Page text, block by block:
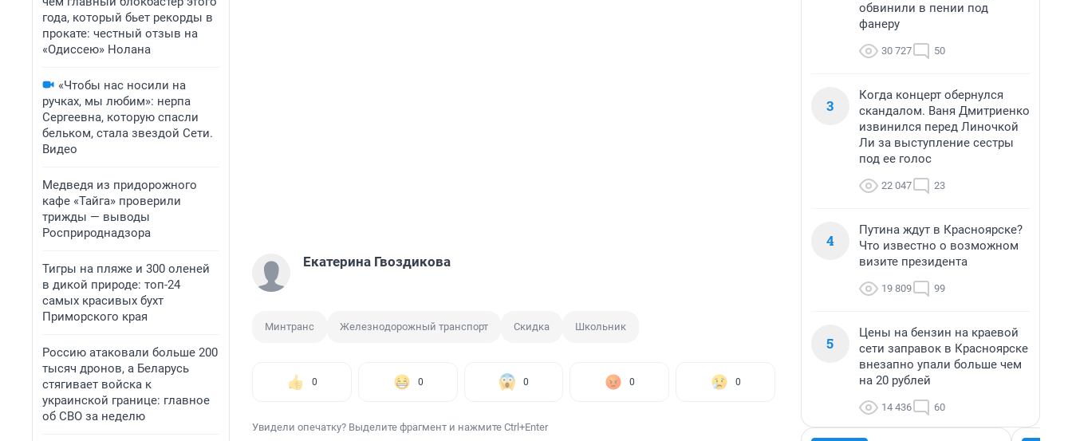
года, который бьет рекорды в
прокате: честный отзыв на
«Одиссею» Нолана
«Чтобы нас носили на
ручках, мы любим»: нерпа
Сергеевна, которую спасли
бельком, стала звездой Сети.
Видео
Медведя из придорожного
кафе «Тайга» проверили
трижды — выводы
Росприроднадзора
Тигры на пляже и 300 оленей
в дикой природе: топ-24
самых красивых бухт
Приморского края
Россию атаковали больше 200
тысяч дронов, а Беларусь
стягивает войска к
украинской границе: главное
об СВО за неделю
Екатерина Гвоздикова
Минтранс Железнодорожный транспорт Скидка Школьник
0 0 0 0 0
Увидели опечатку? Выделите фрагмент и нажмите Ctrl+Enter
обвинили в пении под
фанеру
30 727 50
3
Когда концерт обернулся
скандалом. Ваня Дмитриенко
извинился перед Линочкой
Ли за выступление сестры
под ее голос
22 047 23
4
Путина ждут в Красноярске?
Что известно о возможном
визите президента
19 809 99
5
Цены на бензин на краевой
сети заправок в Красноярске
внезапно упали больше чем
на 20 рублей
14 436 60